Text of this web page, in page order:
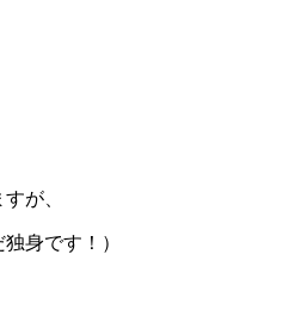
が、
身です！）